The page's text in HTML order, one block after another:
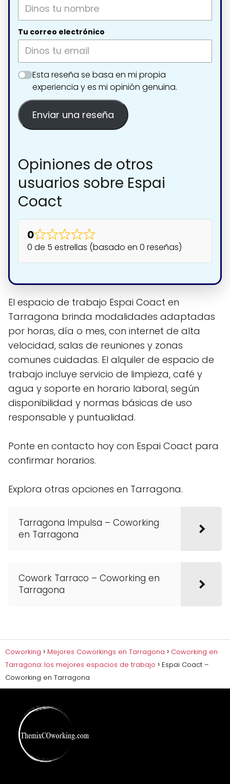
Tu correo electrónico
Esta reseña se basa en mi propia
experiencia y es mi opinión genuina.
Enviar una reseña
Opiniones de otros
usuarios sobre Espai
Coact
0
0 de 5 estrellas (basado en 0 reseñas)
El espacio de trabajo Espai Coact en
Tarragona brinda modalidades adaptadas
por horas, día o mes, con internet de alta
velocidad, salas de reuniones y zonas
comunes cuidadas. El alquiler de espacio de
trabajo incluye servicio de limpieza, café y
agua y soporte en horario laboral, según
disponibilidad y normas básicas de uso
responsable y puntualidad.
Ponte en contacto hoy con Espai Coact para
confirmar horarios.
Explora otras opciones en Tarragona.
Tarragona Impulsa – Coworking
en Tarragona
Cowork Tarraco – Coworking en
Tarragona
Coworking Mejores Coworkings en Tarragona
Coworking en
Tarragona: los mejores espacios de trabajo
Espai Coact –
Coworking en Tarragona